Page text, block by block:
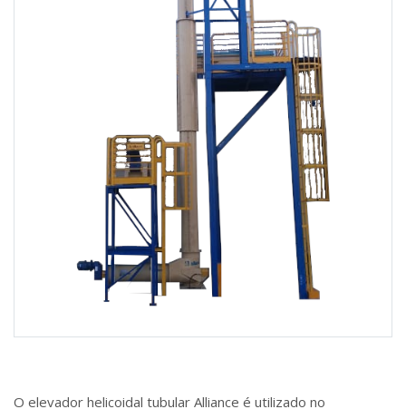
O elevador helicoidal tubular Alliance é utilizado no